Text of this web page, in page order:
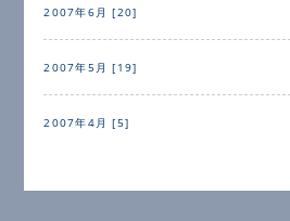
2007年6月 [20]
2007年5月 [19]
2007年4月 [5]